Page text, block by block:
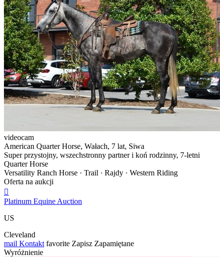
videocam
American Quarter Horse, Wałach, 7 lat, Siwa
Super przystojny, wszechstronny partner i koń rodzinny, 7-letni
Quarter Horse
Versatility Ranch Horse · Trail · Rajdy · Western Riding
Oferta na aukcji

Platinum Equine Auction
US
Cleveland
mail Kontakt favorite Zapisz Zapamiętane
Wyróżnienie